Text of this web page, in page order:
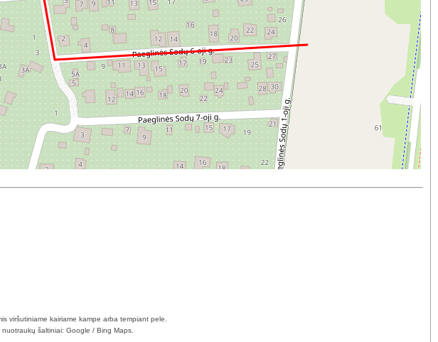
viršutiniame kairiame kampe arba tempiant pele.
šaltiniai: Google / Bing Maps.